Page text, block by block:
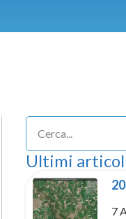
Ultimi
7